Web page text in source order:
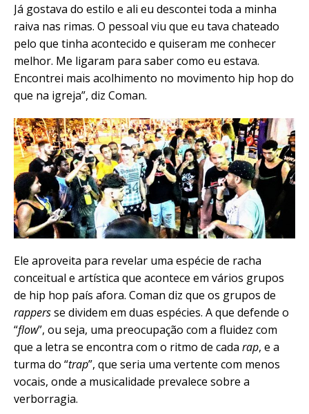
Já gostava do estilo e ali eu descontei toda a minha
raiva nas rimas. O pessoal viu que eu tava chateado
pelo que tinha acontecido e quiseram me conhecer
melhor. Me ligaram para saber como eu estava.
Encontrei mais acolhimento no movimento hip hop do
que na igreja”, diz Coman.
Ele aproveita para revelar uma espécie de racha
conceitual e artística que acontece em vários grupos
de hip hop país afora. Coman diz que os grupos de
rappersse dividem em duas espécies. A que defende o
“flow”, ou seja, uma preocupação com a fluidez com
que a letra se encontra com o ritmo de cada rap, e a
turma do “trap”, que seria uma vertente com menos
vocais, onde a musicalidade prevalece sobre a
verborragia.